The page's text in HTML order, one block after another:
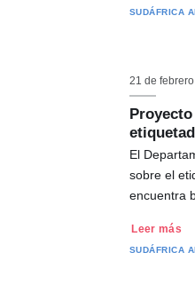
SUDÁFRICA
21 de
El
sobre el
encuentra
Leer más
SUDÁFRICA